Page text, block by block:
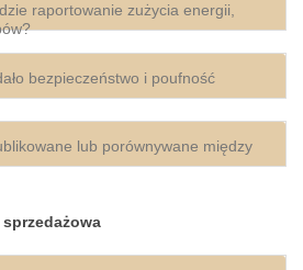
raportowanie zużycia energii,
bezpieczeństwo i poufność
lub porównywane między